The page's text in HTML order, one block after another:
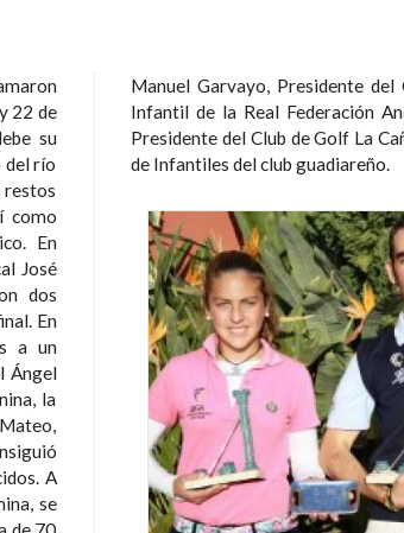
22 de
del río
restos
como
José
dos
En
a un
Ángel
A
se
e
de Infantiles del club guadiareño.